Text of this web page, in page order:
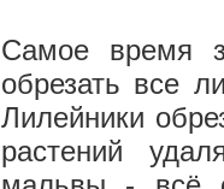
Самое время
обрезать все
Лилейники
растений